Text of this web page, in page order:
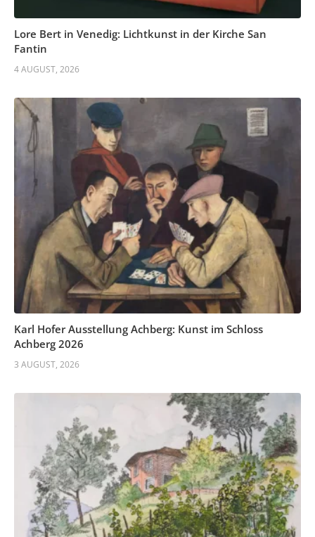
Lore Bert in Venedig: Lichtkunst in der Kirche San
Fantin
4 AUGUST, 2026
Karl Hofer Ausstellung Achberg: Kunst im Schloss
Achberg 2026
3 AUGUST, 2026